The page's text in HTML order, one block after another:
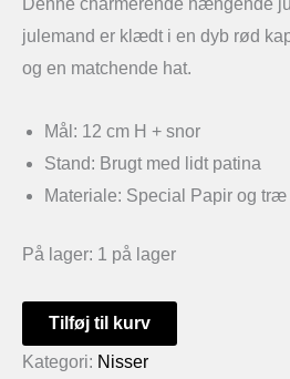
Denne charmerende hængende
julemand er klædt i en dyb rød
og en matchende hat.
Mål: 12 cm H + snor
Stand: Brugt med lidt patina
Materiale: Special Papir og
På lager: 1 på lager
Hængende
juledekoration
Tilføj til kurv
Kategori: Nisser